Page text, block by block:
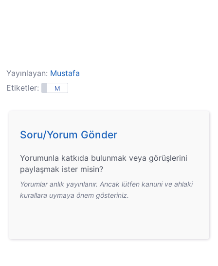
Yayınlayan: Mustafa
Etiketler:
M
Soru/Yorum Gönder
Yorumunla katkıda bulunmak veya görüşlerini
paylaşmak ister misin?
Yorumlar anlık yayınlanır. Ancak lütfen kanuni ve ahlaki
kurallara uymaya önem gösteriniz.